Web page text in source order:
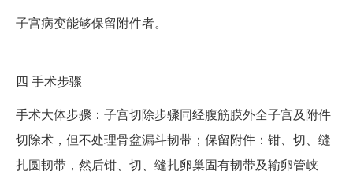
子宫病变能够保留附件者。
四 手术步骤
手术大体步骤：子宫切除步骤同经腹筋膜外全子宫及附件
切除术，但不处理骨盆漏斗韧带；保留附件：钳、切、缝
扎圆韧带，然后钳、切、缝扎卵巢固有韧带及输卵管峡